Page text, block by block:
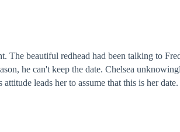
That same night he marked Lamia.
but he locked her up and pretended to have
pursued her tirelessly. However, with the
protected her, taking her to the coldest
on the people who made her life miserable
he can't keep the date. Chelsea
her to assume that this is her date. "Fred?" She asks